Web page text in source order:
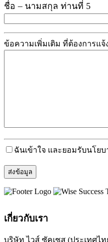
ชื่อ – นามสกุล ท่านที่ 5
ข้อความเพิ่มเติม ที่ต้องการแ
ฉันเข้าใจ และยอมรับนโย
เกี่ยวกับเรา
บริษัท ไวส์ ซัคเซส (ประเทศ